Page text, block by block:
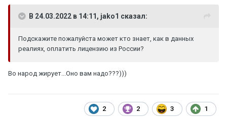
В 24.03.2022 в 14:11, jako1 сказал:
Подскажите пожалуйста может кто знает, как в данных
реалиях, оплатить лицензию из России?
Во народ жирует...Оно вам надо???)))
2 2 3 1